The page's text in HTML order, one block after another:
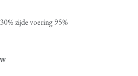
zijde voering 95%